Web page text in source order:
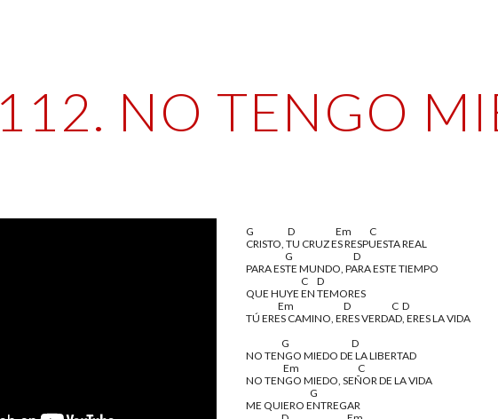
112. NO TENGO
G                   D                       Em          C
CRISTO, TU CRUZ ES RESPUESTA REAL
                      G                                  D
PARA ESTE MUNDO, PARA ESTE TIEMPO
                               C     D
QUE HUYE EN TEMORES
                  Em                            D                       C  D
TÚ ERES CAMINO, ERES VERDAD, ERES LA VIDA
                    G                                   D
NO TENGO MIEDO DE LA LIBERTAD
                     Em                                 C
NO TENGO MIEDO, SEÑOR DE LA VIDA
                                    G
ME QUIERO ENTREGAR